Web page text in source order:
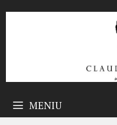
MENIU